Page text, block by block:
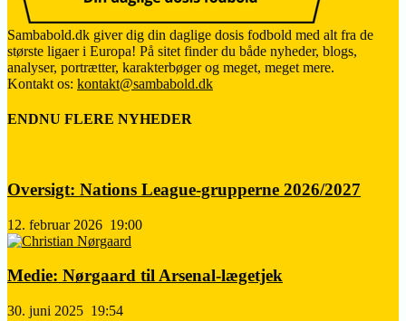
Sambabold.dk giver dig din daglige dosis fodbold med alt fra de
største ligaer i Europa! På sitet finder du både nyheder, blogs,
analyser, portrætter, karakterbøger og meget, meget mere.
Kontakt os: kontakt@sambabold.dk
ENDNU FLERE NYHEDER
Oversigt: Nations League-grupperne 2026/2027
12. februar 2026 19:00
Medie: Nørgaard til Arsenal-lægetjek
30. juni 2025 19:54